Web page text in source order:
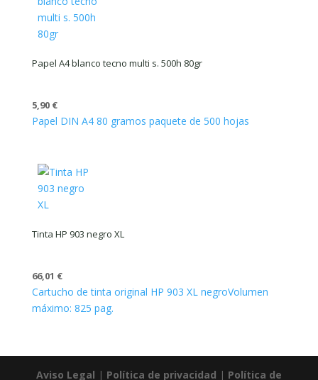
Papel A4 blanco tecno multi s. 500h 80gr
5,90 €
Papel DIN A4 80 gramos paquete de 500 hojas
Tinta HP 903 negro XL
66,01 €
Cartucho de tinta original HP 903 XL negroVolumen
máximo: 825 pag.
Aviso Legal | Política de privacidad | Política de